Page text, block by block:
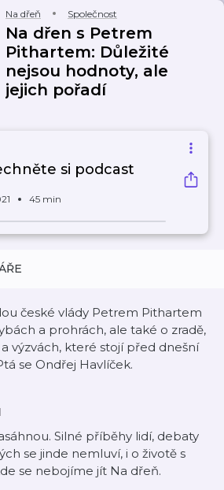
Na dřeň Společnost
Na dřen s Petrem
Pithartem: Důležité
nejsou hodnoty, ale
jejich pořadí
si podcast
45 min
české vlády Petrem Pithartem
a prohrách, ale také o zradě,
výzvách, které stojí před dnešní
se Ondřej Havlíček.
Silné příběhy lidí, debaty
se jinde nemluví, i o životě s
se nebojíme jít Na dřeň.